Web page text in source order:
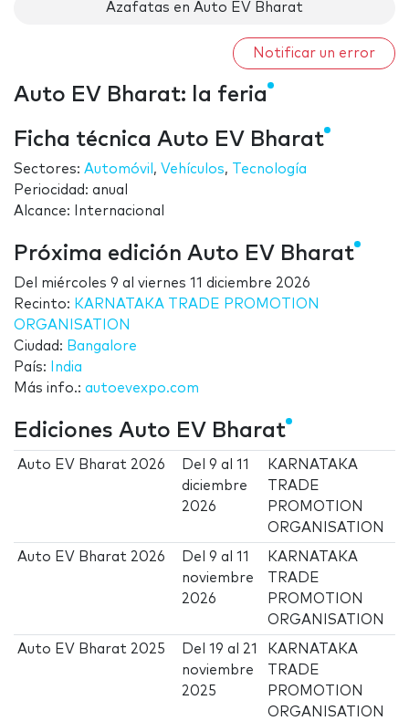
Azafatas en Auto EV Bharat
Notificar un error
Auto EV Bharat: la feria
Ficha técnica Auto EV Bharat
Sectores: Automóvil , Vehículos,
Tecnología
Periocidad: anual
Alcance: Internacional
Próxima edición Auto EV Bharat
Del miércoles 9 al viernes 11 diciembre 2026
Recinto: KARNATAKA TRADE PROMOTION
ORGANISATION
Ciudad: Bangalore
País:
India
Más info.: autoevexpo.com
Ediciones Auto EV Bharat
Auto EV Bharat 2026 Del9 al11
diciembre
2026
KARNATAKA
TRADE
PROMOTION
ORGANISATION
Auto EV Bharat 2026 Del9 al11
noviembre
2026
KARNATAKA
TRADE
PROMOTION
ORGANISATION
Auto EV Bharat 2025 Del19 al 21
noviembre
2025
KARNATAKA
TRADE
PROMOTION
ORGANISATION